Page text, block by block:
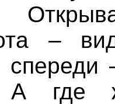
–
где